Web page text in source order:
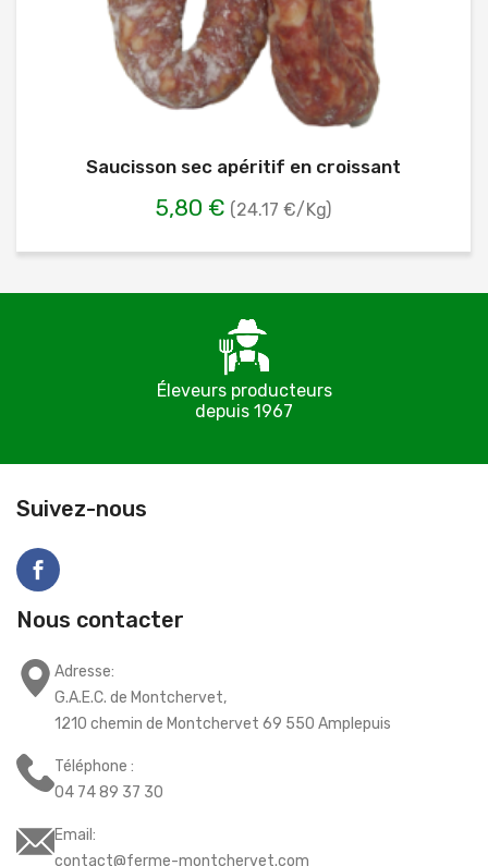
Saucisson sec apéritif en croissant
5,80 € (24.17 €/Kg)
Éleveurs producteurs
depuis 1967
Suivez-nous
Nous contacter
Adresse:
G.A.E.C. de Montchervet,
1210 chemin de Montchervet 69 550 Amplepuis
Téléphone :
04 74 89 37 30
Email:
contact@ferme-montchervet.com